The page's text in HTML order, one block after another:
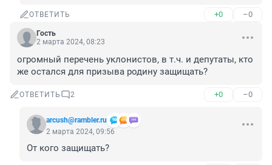
ОТВЕТИТЬ +0 –0
Гость
2 марта 2024, 08:23
огромный перечень уклонистов, в т.ч. и депутаты, кто
же остался для призыва родину защищать?
ОТВЕТИТЬ 2 +0 –0
arcush@rambler.ru
2 марта 2024, 09:56
От кого защищать?